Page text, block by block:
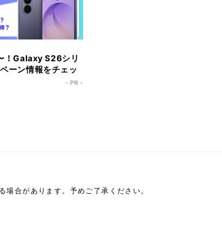
！Galaxy S26シリ
ーン情報をチェッ
- PR -
合があります。予めご了承ください。